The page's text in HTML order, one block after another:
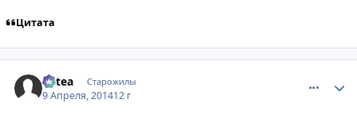
Цитата
Mitea Старожилы
9 Апреля, 201412 г